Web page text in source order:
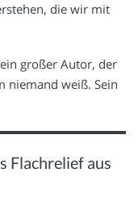
die wir mit
großer Autor, der
niemand weiß. Sein
Flachrelief aus